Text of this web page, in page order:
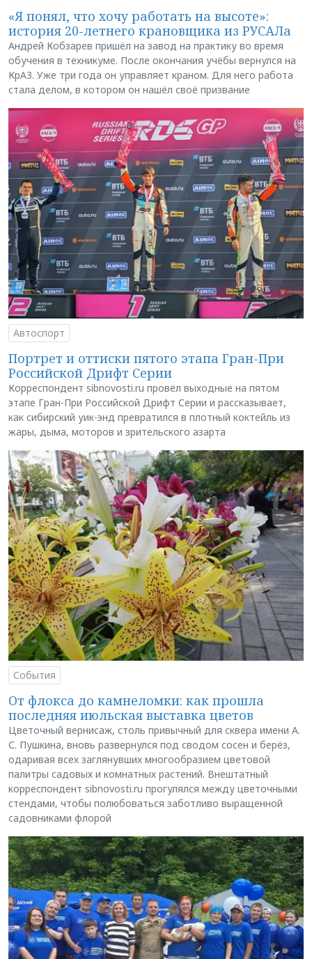
«Я понял, что хочу работать на высоте»:
история 20-летнего крановщика из РУСАЛа
Андрей Кобзарев пришёл на завод на практику во время
обучения в техникуме. После окончания учёбы вернулся на
КрАЗ. Уже три года он управляет краном. Для него работа
стала делом, в котором он нашёл своё призвание
Автоспорт
Портрет и оттиски пятого этапа Гран-При
Российской Дрифт Серии
Корреспондент sibnovosti.ru провёл выходные на пятом
этапе Гран-При Российской Дрифт Серии и рассказывает,
как сибирский уик-энд превратился в плотный коктейль из
жары, дыма, моторов и зрительского азарта
События
От флокса до камнеломки: как прошла
последняя июльская выставка цветов
Цветочный вернисаж, столь привычный для сквера имени А.
С. Пушкина, вновь развернулся под сводом сосен и берёз,
одаривая всех заглянувших многообразием цветовой
палитры садовых и комнатных растений. Внештатный
корреспондент sibnovosti.ru прогулялся между цветочными
стендами, чтобы полюбоваться заботливо выращенной
садовниками флорой